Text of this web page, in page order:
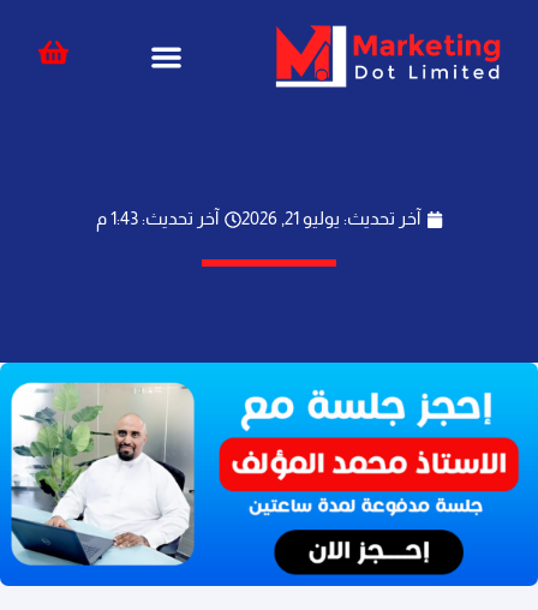
المحتوى
آخر تحديث: يوليو 21, 2026 آخر تحديث: 1:43 م